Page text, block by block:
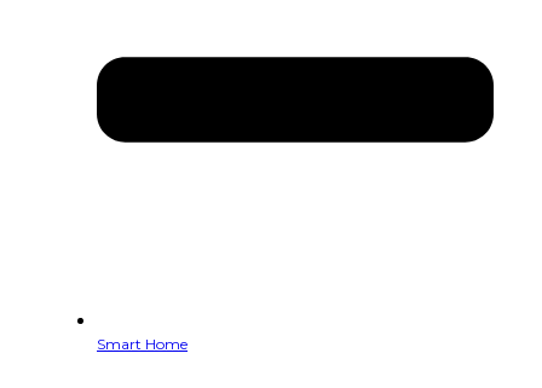
Smart Home